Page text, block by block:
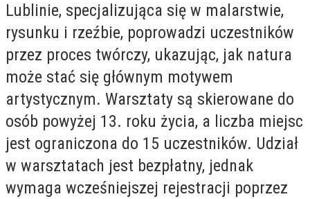
Lublinie, specjalizująca się w malarstwie,
rysunku i rzeźbie, poprowadzi uczestników
przez proces twórczy, ukazując, jak natura
może stać się głównym motywem
artystycznym. Warsztaty są skierowane do
osób powyżej 13. roku życia, a liczba miejsc
jest ograniczona do 15 uczestników. Udział
w warsztatach jest bezpłatny, jednak
wymaga wcześniejszej rejestracji poprzez